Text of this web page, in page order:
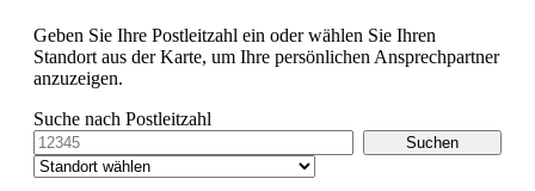
Geben Sie Ihre Postleitzahl ein oder wählen Sie Ihren
Standort aus der Karte, um Ihre persönlichen Ansprechpartner
anzuzeigen.
Suche nach Postleitzahl